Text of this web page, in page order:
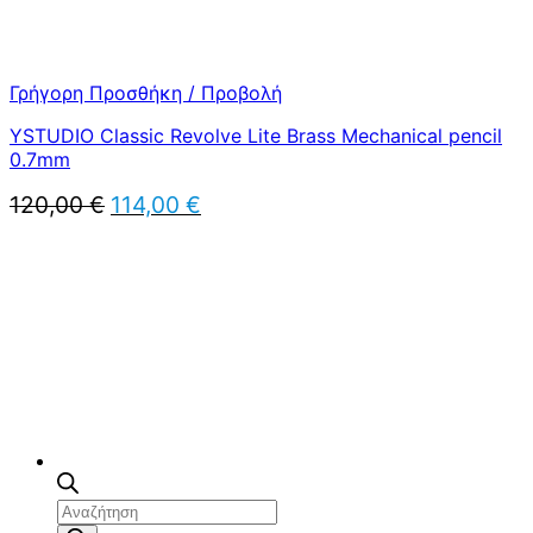
Αναζήτηση
Γρήγορη Προσθήκη / Προβολή
YSTUDIO Classic Revolve Lite Brass Mechanical pencil
0.7mm
120,00€ Original
price
114,00 €